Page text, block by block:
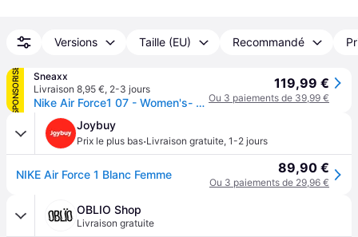
Versions Taille (EU) Recommandé
SPONSORISÉ
Sneaxx
Livraison 8,95 €, 2-3 jours
Nike Air Force1 07 - Women's- White - EU42
119,99 €
Ou 3 paiements de 39,99 €
Joybuy
Prix le plus bas·Livraison gratuite, 1-2 jours
NIKE Air Force 1 Blanc Femme 89,90 €
Ou 3 paiements de 29,96 €
OBLIO Shop
Livraison gratuite